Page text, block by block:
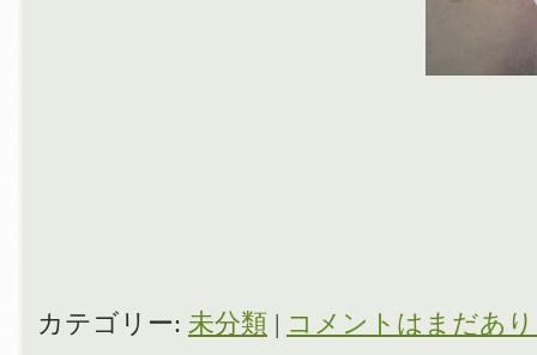
カテゴリー: 未分類 | コメントはまだあ